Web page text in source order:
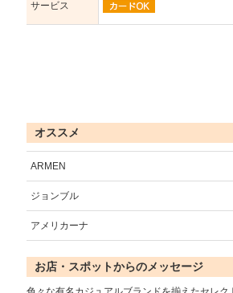
サービス
オススメ
ARMEN
ジョンブル
アメリカーナ
お店・スポットからのメッセージ